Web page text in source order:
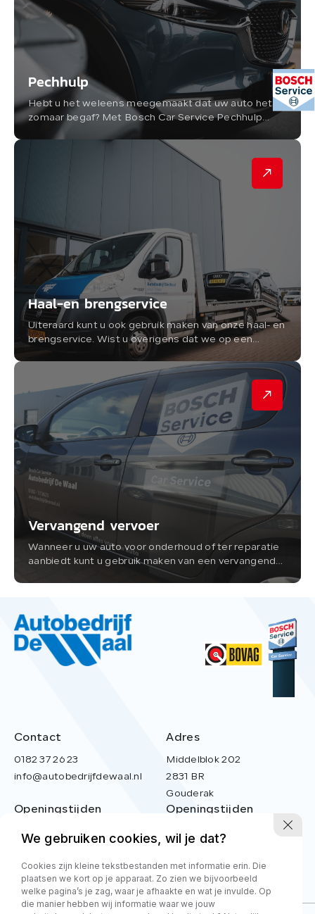
Pechhulp
Hebt u het weleens meegemaakt dat uw auto het
zomaar begaf? Met Bosch Car Service Pechhulp
weet u dat u op elk moment van de dag, waar dan
ook, kunt rekenen op adequate en...
Haal-en brengservice
Uiteraard kunt u ook gebruik maken van onze haal- en
brengservice. Wist u overigens dat we op een
steenworp afstand van Gouda gevestigd zijn?
Vervangend vervoer
Wanneer u uw auto voor onderhoud of ter reparatie
aanbiedt kunt u gebruik maken van een vervangende
auto. Deze service is voor onze klanten kostenloos,
Contact
0182 37 26 23
info@autobedrijfdewaal.nl
Adres
Middelblok 202
2831 BR
Gouderak
Openingstijden
Ma t/m vr: 8.00 - 17.00
Openingstijden
Ma t/m Vr: 08:30 - 18:00
Zaterdag
09:00 - 14:00
Zondag
Gesloten
We gebruiken cookies, wil je dat?
Cookies zijn kleine tekstbestanden met informatie erin. Die
plaatsen we kort op je apparaat. Zo zien we bijvoorbeeld
welke pagina’s je zag, waar je afhaakte en wat je invulde. Op
die manier hebben wij informatie waar we jouw